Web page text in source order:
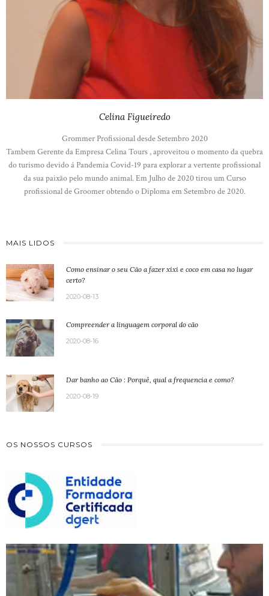
Celina Figueiredo
Grommer Profissional desde Setembro 2020
Tambem Gerente da Empresa Celina Tours , aproveitou o momento da quebra
do turismo devido á Pandemia Covid-19 para explorar a vertente profissional
da sua paixão pelo mundo animal. Em Julho de 2020 tirou um Curso
profissional de Groomer obtendo o Diploma em Setembro de 2020.
MAIS LIDOS
Como ensinar o seu Cão a fazer xixi e coco em casa no lugar
certo?
2020-08-13
Compreender a linguagem corporal do cão
2020-08-16
Dar banho ao Cão : Porquê, qual a frequencia e como?
2020-08-19
OS NOSSOS CURSOS